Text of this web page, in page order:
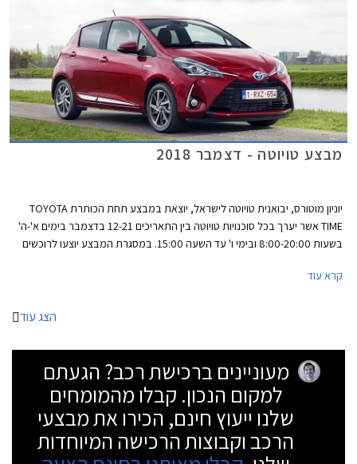
מבצע טויוטה - דצמבר 2018
יוניון מוטורס, יבואנית טויוטה לישראל, יוצאת במבצע תחת הכותרת TOYOTA
TIME אשר יערך בכל סוכנויות טויוטה בין התאריכים 12-21 בדצמבר בימים א'-ה'
בשעות 8:00-20:00 ובימי ו' עד השעה 15:00. במסגרת המבצע יוצעו לרוכשים
קרא עוד
הצג עוד
מעוניינים ברכישת רכב? הגעתם
למקום הנכון. קבלו מהמומחים
שלנו ייעוץ חינם, הכירו את מבצעי
הרכב וקבוצות הרכישה המיוחדות